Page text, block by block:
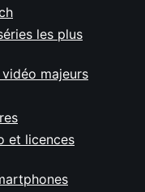
les plus
majeurs
et licences